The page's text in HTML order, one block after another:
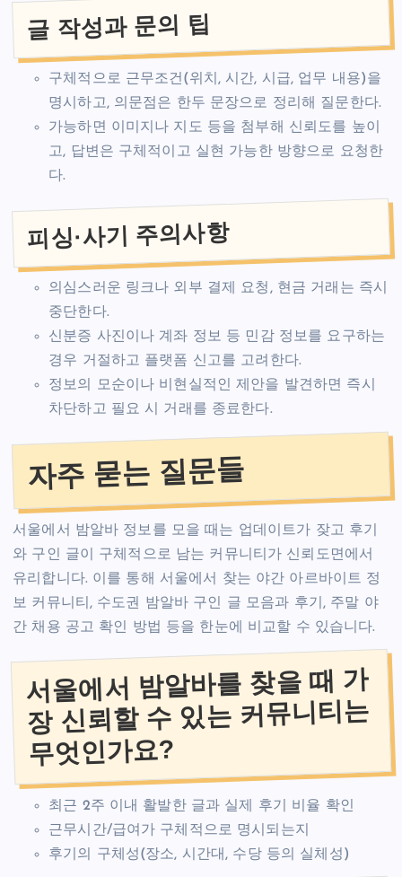
글 작성과 문의 팁
구체적으로 근무조건(위치, 시간, 시급, 업무 내용)을
명시하고, 의문점은 한두 문장으로 정리해 질문한다.
가능하면 이미지나 지도 등을 첨부해 신뢰도를 높이
고, 답변은 구체적이고 실현 가능한 방향으로 요청한
다.
피싱·사기 주의사항
의심스러운 링크나 외부 결제 요청, 현금 거래는 즉시
중단한다.
신분증 사진이나 계좌 정보 등 민감 정보를 요구하는
경우 거절하고 플랫폼 신고를 고려한다.
정보의 모순이나 비현실적인 제안을 발견하면 즉시
차단하고 필요 시 거래를 종료한다.
자주 묻는 질문들
서울에서 밤알바 정보를 모을 때는 업데이트가 잦고 후기
와 구인 글이 구체적으로 남는 커뮤니티가 신뢰도면에서
유리합니다. 이를 통해 서울에서 찾는 야간 아르바이트 정
보 커뮤니티, 수도권 밤알바 구인 글 모음과 후기, 주말 야
간 채용 공고 확인 방법 등을 한눈에 비교할 수 있습니다.
서울에서 밤알바를 찾을 때 가
장 신뢰할 수 있는 커뮤니티는
무엇인가요?
최근 2주 이내 활발한 글과 실제 후기 비율 확인
근무시간/급여가 구체적으로 명시되는지
후기의 구체성(장소, 시간대, 수당 등의 실체성)